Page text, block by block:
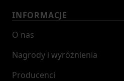
INFORMACJE
O nas
Nagrody i wyróżnienia
Producenci